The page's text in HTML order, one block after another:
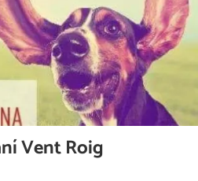
Vent Roig